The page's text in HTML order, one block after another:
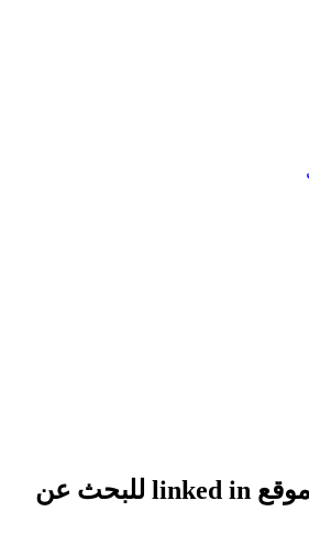
كيفيّة التعامل مع موقع linked in للبحث عن